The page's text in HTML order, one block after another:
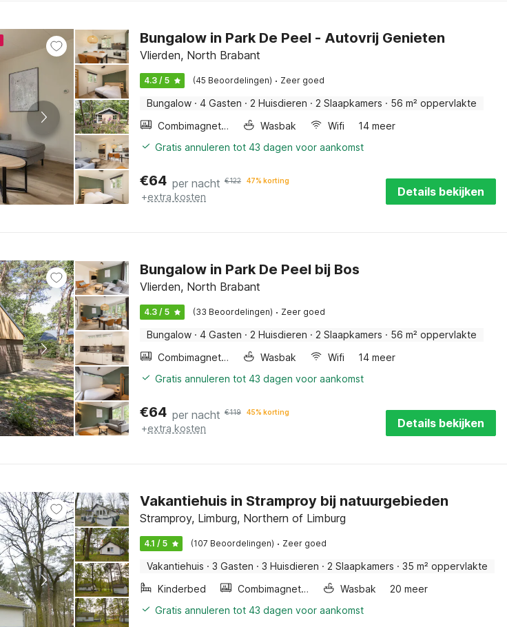
Bungalow in Park De Peel - Autovrij Genieten
Vlierden, North Brabant
4.3 / 5 (45 Beoordelingen) · Zeer goed
Bungalow · 4 Gasten · 2 Huisdieren · 2 Slaapkamers · 56 m² oppervlakte
Combimagnetron
Wasbak Wifi
14 meer
Gratis annuleren tot 43 dagen voor aankomst
€64 per nacht €122 47% korting
+extra kosten Details bekijken
Bungalow in Park De Peel bij Bos
Vlierden, North Brabant
4.3 / 5 (33 Beoordelingen) · Zeer goed
Bungalow · 4 Gasten · 2 Huisdieren · 2 Slaapkamers · 56 m² oppervlakte
Combimagnetron
Wasbak Wifi
14 meer
Gratis annuleren tot 43 dagen voor aankomst
€64 per nacht €119 45% korting
+extra kosten Details bekijken
Vakantiehuis in Stramproy bij natuurgebieden
Stramproy, Limburg, Northern of Limburg
4.1 / 5 (107 Beoordelingen) · Zeer goed
Vakantiehuis · 3 Gasten · 3 Huisdieren · 2 Slaapkamers · 35 m² oppervlakte
Kinderbed
Combimagnetron Wasbak
20 meer
Gratis annuleren tot 43 dagen voor aankomst